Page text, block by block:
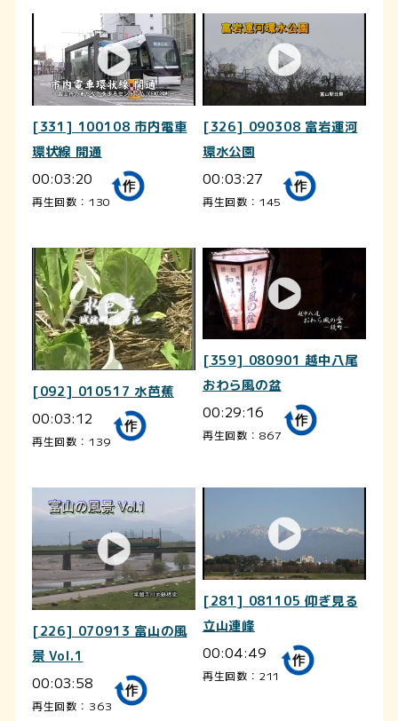
[331] 100108 市内電車
環状線 開通
00:03:20
再生回数：130
[326] 090308 富岩運河
環水公園
00:03:27
再生回数：145
[092] 010517 水芭蕉
00:03:12
再生回数：139
[359] 080901 越中八尾
おわら風の盆
00:29:16
再生回数：867
[226] 070913 富山の風
景 Vol.1
00:03:58
再生回数：363
[281] 081105 仰ぎ見る
立山連峰
00:04:49
再生回数：211